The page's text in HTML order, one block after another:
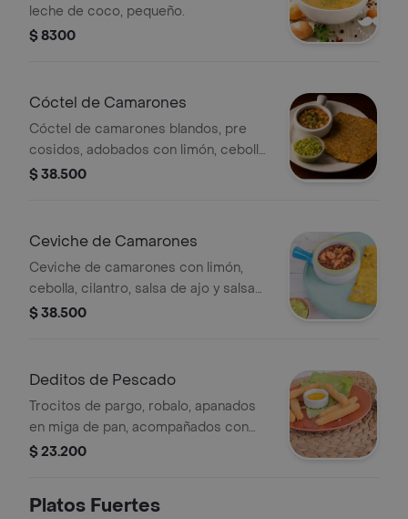
leche de coco, pequeño.
$ 8300
Cóctel de Camarones
Cóctel de camarones blandos, pre
cosidos, adobados con limón, cebolla,
cilantro, salsa de ajo y salsa rosada.
$ 38.500
Ceviche de Camarones
Ceviche de camarones con limón,
cebolla, cilantro, salsa de ajo y salsa
roja. Acompañado de tostadas y
$ 38.500
Deditos de Pescado
Trocitos de pargo, robalo, apanados
en miga de pan, acompañados con
salsa de maracuyá y salsa tartará
$ 23.200
Platos Fuertes